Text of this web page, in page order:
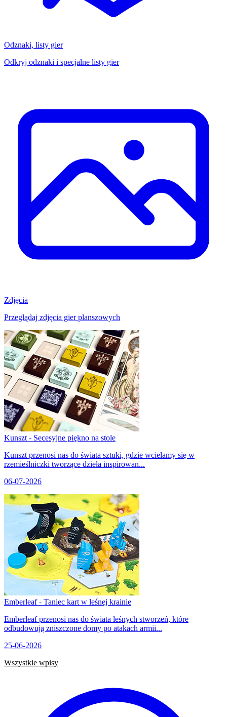
Odznaki, listy gier
Odkryj odznaki i specjalne listy gier
Zdjęcia
Przeglądaj zdjęcia gier planszowych
Kunszt - Secesyjne piękno na stole
Kunszt przenosi nas do świata sztuki, gdzie wcielamy się w
rzemieślniczki tworzące dzieła inspirowan...
06-07-2026
Emberleaf - Taniec kart w leśnej krainie
Emberleaf przenosi nas do świata leśnych stworzeń, które
odbudowują zniszczone domy po atakach armii...
25-06-2026
Wszystkie wpisy